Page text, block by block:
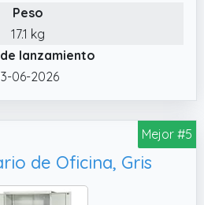
este armario
y sencilla
Tú decides si deseas
o sin pies.
Peso
17.1 kg
lanzamiento
06-2026
Mejor #5
de Oficina, Gris